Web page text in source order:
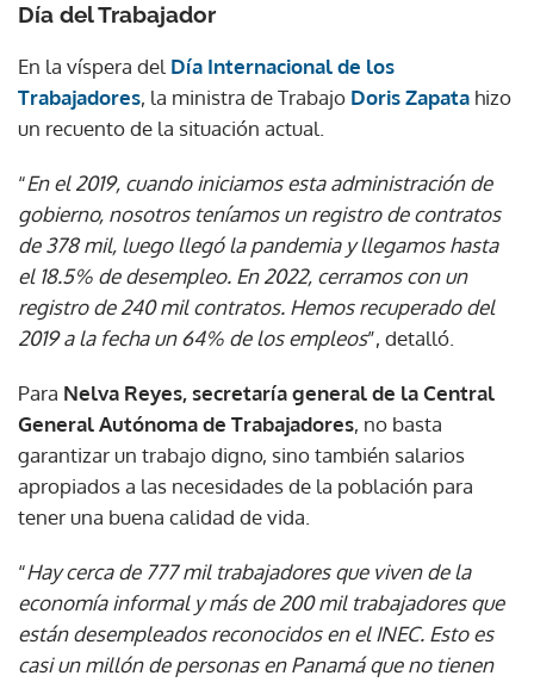
Día del Trabajador
En la víspera del Día Internacional de los
Trabajadores, la ministra de Trabajo Doris Zapata hizo
un recuento de la situación actual.
“En el 2019, cuando iniciamos esta administración de
gobierno, nosotros teníamos un registro de contratos
de 378 mil, luego llegó la pandemia y llegamos hasta
el 18.5% de desempleo. En 2022, cerramos con un
registro de 240 mil contratos. Hemos recuperado del
2019 a la fecha un 64% de los empleos”, detalló.
Para Nelva Reyes, secretaría general de la Central
General Autónoma de Trabajadores, no basta
garantizar un trabajo digno, sino también salarios
apropiados a las necesidades de la población para
tener una buena calidad de vida.
“Hay cerca de 777 mil trabajadores que viven de la
economía informal y más de 200 mil trabajadores que
están desempleados reconocidos en el INEC. Esto es
casi un millón de personas en Panamá que no tienen